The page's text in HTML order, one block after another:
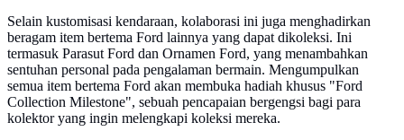
Selain kustomisasi kendaraan, kolaborasi ini juga menghadirkan
beragam item bertema Ford lainnya yang dapat dikoleksi. Ini
termasuk Parasut Ford dan Ornamen Ford, yang menambahkan
sentuhan personal pada pengalaman bermain. Mengumpulkan
semua item bertema Ford akan membuka hadiah khusus "Ford
Collection Milestone", sebuah pencapaian bergengsi bagi para
kolektor yang ingin melengkapi koleksi mereka.